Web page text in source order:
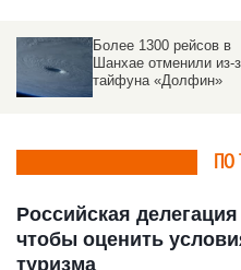
Более 1300 рейсов в
Шанхае отменили из-
тайфуна «Долфин»
ПО
Российская
чтобы оценить
туризма